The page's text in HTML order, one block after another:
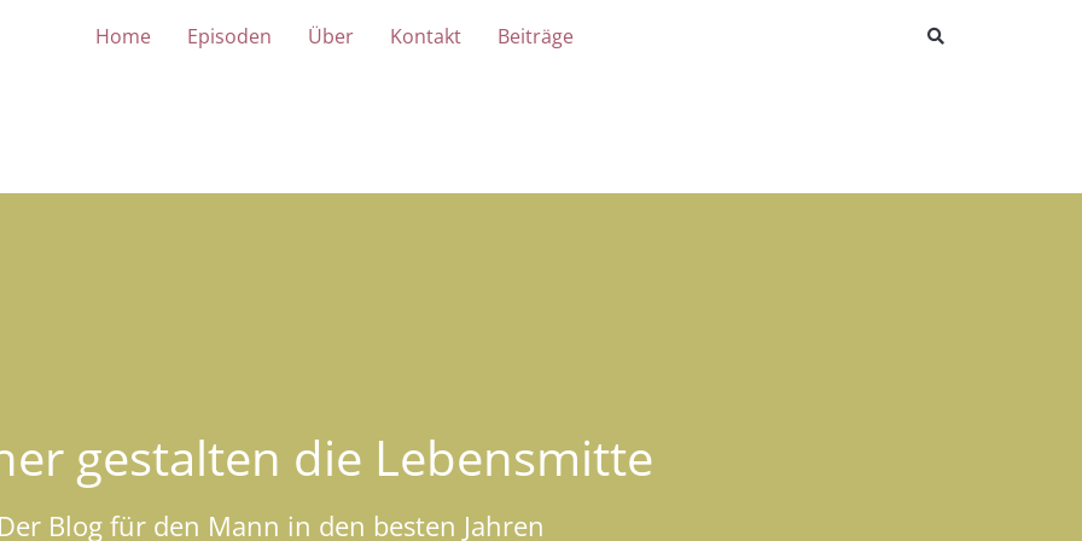
Home Episoden Über Kontakt Beiträge
gestalten die Lebensmitte
Blog für den Mann in den besten Jahren